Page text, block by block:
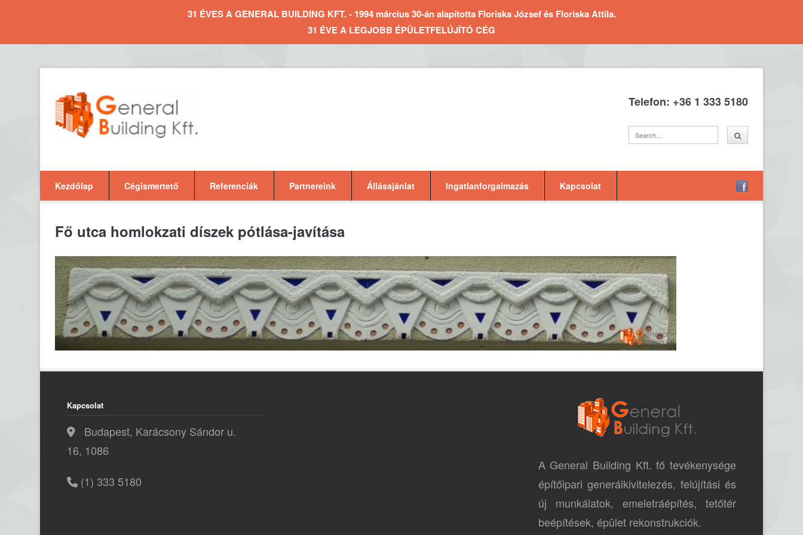
31 ÉVES A GENERAL BUILDING KFT. - 1994 március 30-án alapította Floriska József és Floriska Attila.
31 ÉVE A LEGJOBB ÉPÜLETFELÚJÍTÓ CÉG
Telefon: +36 1 333 5180
Kezdőlap Cégismertető Referenciák Partnereink Állásajánlat Ingatlanforgalmazás Kapcsolat
Fő utca homlokzati díszek pótlása-javítása
Kapcsolat
Budapest, Karácsony Sándor u.
16, 1086
(1) 333 5180
A General Building Kft. fő tevékenysége
építőipari generálkivitelezés, felújítási és
új munkálatok, emeletráépítés, tetőtér
beépítések, épület rekonstrukciók.